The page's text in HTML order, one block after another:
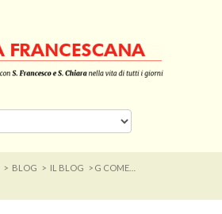
> BLOG > IL BLOG
> G COME…